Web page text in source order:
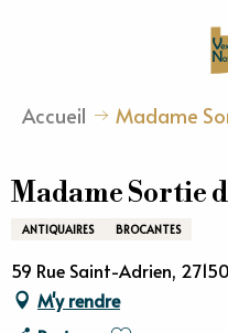
Accueil Madame
Madame Sortie
ANTIQUAIRES BROCANTES
59 Rue Saint-Adrien,
M'y rendre